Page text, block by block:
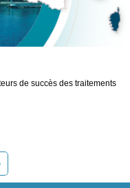
de succès des traitements